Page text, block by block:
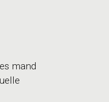
mand